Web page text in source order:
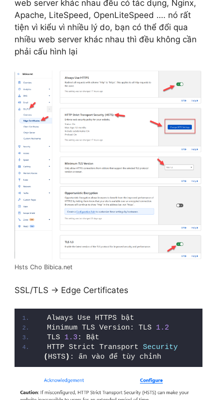
web server khác nhau đều có tác dụng, Nginx,
Apache, LiteSpeed, OpenLiteSpeed …. nó rất
tiện vì kiểu vì nhiều lý do, bạn có thể đổi qua
nhiều web server khác nhau thì đều không cần
phải cấu hình lại
Hsts Cho Bibica.net
SSL/TLS -> Edge Certificates
Always Use HTTPS bật
Minimum TLS Version: TLS 1.2
TLS 1.3 : Bật
HTTP Strict Transport Security
( HSTS) : ấn vào để tùy chỉnh